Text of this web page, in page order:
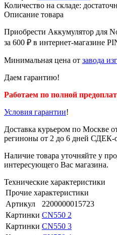
Количество на складе:
Описание товара
Приобрести Аккумулятор для
за 600 ₽ в интернет-магазине
Минимальная цена от завода
Даем гарантию!
Работаем по полной
Условия гарантии!
Доставка курьером по Москве
региноны от 2 до 6 дней СДЕК-
Наличие товара уточняйте у
интересующего Вас магазина.
Технические характеристики
Прочие характеристики
Артикул
2200000015723
Картинки CN550 2
Картинки CN550 3